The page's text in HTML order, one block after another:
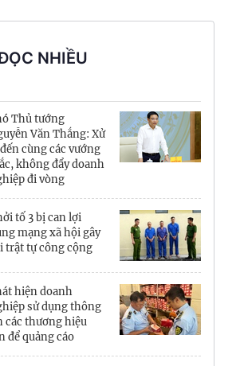
Cần Thơ
Điện Biên
Đà Nẵng
Đắk Lắk
Đồng Nai
Gia Lai
NHIỀU
Thủ tướng
Văn Thắng: Xử
cùng các vướng
không đẩy doanh
đi vòng
tố 3 bị can lợi
mạng xã hội gây
trật tự công cộng
hiện doanh
sử dụng thông
các thương hiệu
để quảng cáo